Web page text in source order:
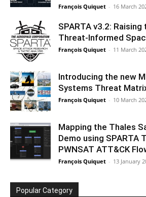
François Quiquet - 16 March
SPARTA v3.2:
Threat‑Informed
François Quiquet - 11 March
Introducing the new
Systems Threat
François Quiquet - 10 March
Mapping the Thales
Demo using SPARTA
PWNSAT ATT&CK
François Quiquet - 13 January
Popular Category